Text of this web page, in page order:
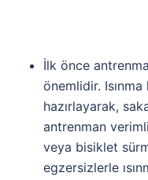
İlk önce
önemlidir.
hazırlayarak,
antrenman
veya bisiklet
egzersizlerle